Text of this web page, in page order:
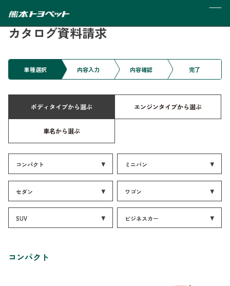
カタログ資料請求
車種選択 内容入力 内容確認 完了
ボディタイプから選ぶ エンジンタイプから選ぶ
車名から選ぶ
コンパクト ミニバン
セダン ワゴン
SUV ビジネスカー
コンパクト